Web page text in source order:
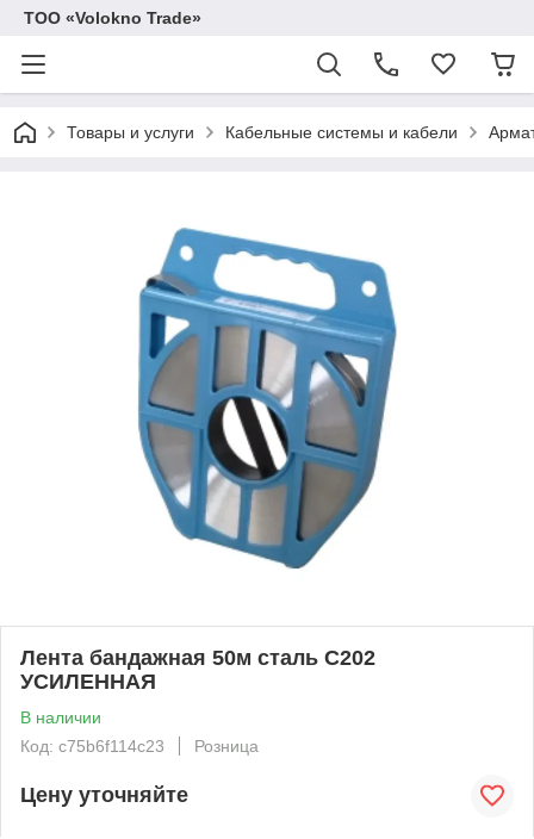
ТОО «Volokno Trade»
Товары и услуги Кабельные системы и кабели
Лента бандажная 50м сталь С202
УСИЛЕННАЯ
В наличии
Код: c75b6f114c23
Розница
Цену уточняйте